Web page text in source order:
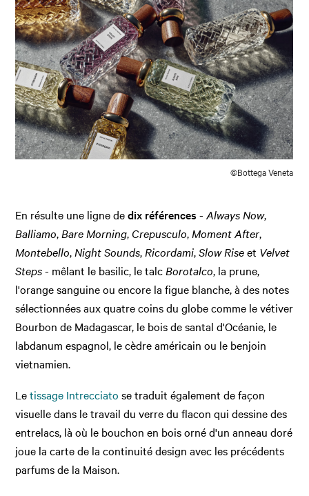
©Bottega Veneta
En résulte une ligne dedix références -Always Now,
Balliamo, Bare Morning, Crepusculo, Moment After,
Montebello, Night Sounds, Ricordami,Slow Riseet Velvet
Steps- mêlant le basilic, le talc Borotalco, la prune,
l'orange sanguine ou encore la figue blanche, à des notes
sélectionnées aux quatre coins du globe comme le vétiver
Bourbon de Madagascar, le bois de santal d'Océanie, le
labdanum espagnol, le cèdre américain ou le benjoin
vietnamien.
Letissage Intrecciato se traduit également de façon
visuelle dans le travail du verre du flacon qui dessine des
entrelacs, là où le bouchon en bois orné d'un anneau doré
joue la carte de la continuité design avec les précédents
parfums de la Maison.